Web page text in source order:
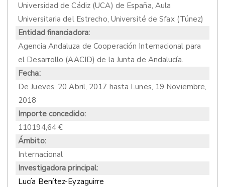
Universidad de Cádiz (UCA) de España, Aula
Universitaria del Estrecho, Université de Sfax (Túnez)
Entidad financiadora:
Agencia Andaluza de Cooperación Internacional para
el Desarrollo (AACID) de la Junta de Andalucía.
Fecha:
DeJueves, 20 Abril, 2017 hasta Lunes, 19 Noviembre,
2018
Importe concedido:
110194,64 €
Ámbito:
Internacional
Investigadora principal:
Lucía Benítez-Eyzaguirre